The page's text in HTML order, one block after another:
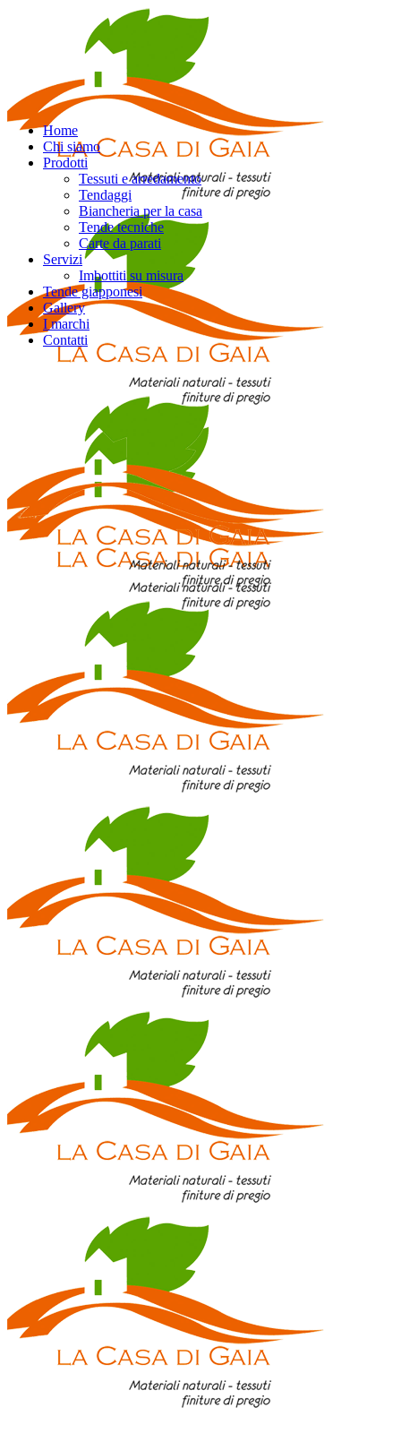
Home
Chi siamo
Prodotti
Tessuti e arredamento
Tendaggi
Biancheria per la casa
Tende tecniche
Carte da parati
Servizi
Imbottiti su misura
Tende giapponesi
Gallery
I marchi
Contatti